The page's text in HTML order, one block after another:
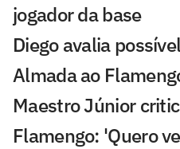
jogador da base
Diego avalia
Almada ao
Maestro Júnior
Flamengo: 'Quero